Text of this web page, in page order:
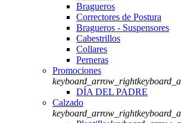
Bragueros
Correctores de Postura
Bragueros - Suspensores
Cabestrillos
Collares
Perneras
Promociones
keyboard_arrow_right
DÍA DEL PADRE
Calzado
keyboard_arrow_right